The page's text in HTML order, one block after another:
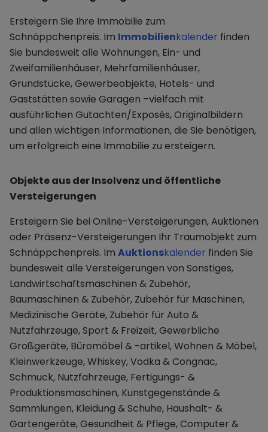
Ersteigern Sie Ihre Immobilie zum
Schnäppchenpreis. Im Immobilienkalender finden
Sie bundesweit alle Wohnungen, Ein- und
Zweifamilienhäuser, Mehrfamilienhäuser,
Grundstücke, Gewerbeobjekte, Hotels- und
Gaststätten sowie Garagen –vielfach mit
ausführlichen Gutachten/Exposés, Originalbildern
und allen wichtigen Informationen, die Sie benötigen,
um erfolgreich eine Immobilie zu ersteigern.
Objekte aus der Insolvenz und öffentliche
Versteigerungen
Ersteigern Sie bei Online-Versteigerungen, Auktionen
oder Präsenz-Versteigerungen Ihr Traumobjekt zum
Schnäppchenpreis. Im Auktionskalender finden Sie
bundesweit alle Versteigerungen von Sonstiges,
Landwirtschaftsmaschinen & Zubehör,
Baumaschinen & Zubehör, Zubehör für Maschinen,
Medizinische Geräte, Zubehör für Auto &
Nutzfahrzeuge, Sport & Freizeit, Gewerbliche
Großgeräte, Büromöbel & -artikel, Wohnen & Möbel,
Kleinwerkzeuge, Whiskey, Vodka & Congnac,
Schmuck, Nutzfahrzeuge, Fertigungs- &
Produktionsmaschinen, Kunstgegenstände &
Sammlungen, Kleidung & Schuhe, Haushalt- &
Gartengeräte, Gesundheit & Pflege, Computer &